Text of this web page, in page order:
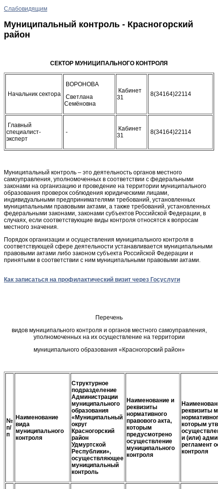
Слабовидящим
Муниципальный контроль - Красногорский
район
СЕКТОР МУНИЦИПАЛЬНОГО КОНТРОЛЯ
Начальник сектора
ВОРОНОВА
Светлана
Семёновна
Кабинет
31
8(34164)22114
Главный
специалист-
эксперт
-
Кабинет
31
8(34164)22114
Муниципальный контроль – это деятельность органов местного
самоуправления, уполномоченных в соответствии с федеральными
законами на организацию и проведение на территории муниципального
образования проверок соблюдения юридическими лицами,
индивидуальными предпринимателями требований, установленных
муниципальными правовыми актами, а также требований, установленных
федеральными законами, законами субъектов Российской Федерации, в
случаях, если соответствующие виды контроля относятся к вопросам
местного значения.
Порядок организации и осуществления муниципального контроля в
соответствующей сфере деятельности устанавливается муниципальными
правовыми актами либо законом субъекта Российской Федерации и
принятыми в соответствии с ним муниципальными правовыми актами.
Как записаться на профилактический визит через Госуслуги
Перечень
видов муниципального контроля и органов местного самоуправления,
уполномоченных на их осуществление на территории
муниципального образования «Красногорский район»
№
п/
п
Наименование
вида
муниципального
контроля
Структурное
подразделение
Администрации
муниципального
образования
«Муниципальный
округ
Красногорский
район
Удмуртской
Республики»,
осуществляющее
муниципальный
контроль
Наименование и
реквизиты
нормативного
правового акта,
которым
предусмотрено
осуществление
муниципального
контроля
реквизиты
которым
и (или)
регламент
контроля